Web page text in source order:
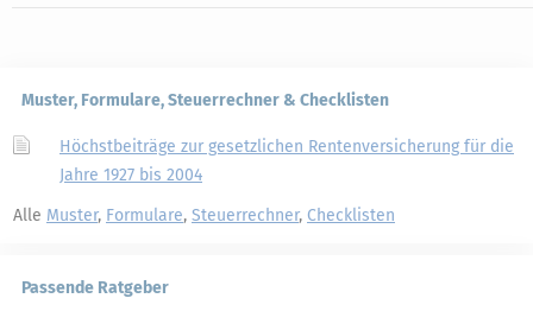
Muster, Formulare, Steuerrechner & Checklisten
Höchstbeiträge zur gesetzlichen Rentenversicherung für die
Jahre 1927 bis 2004
Alle Muster, Formulare, Steuerrechner, Checklisten
Passende Ratgeber